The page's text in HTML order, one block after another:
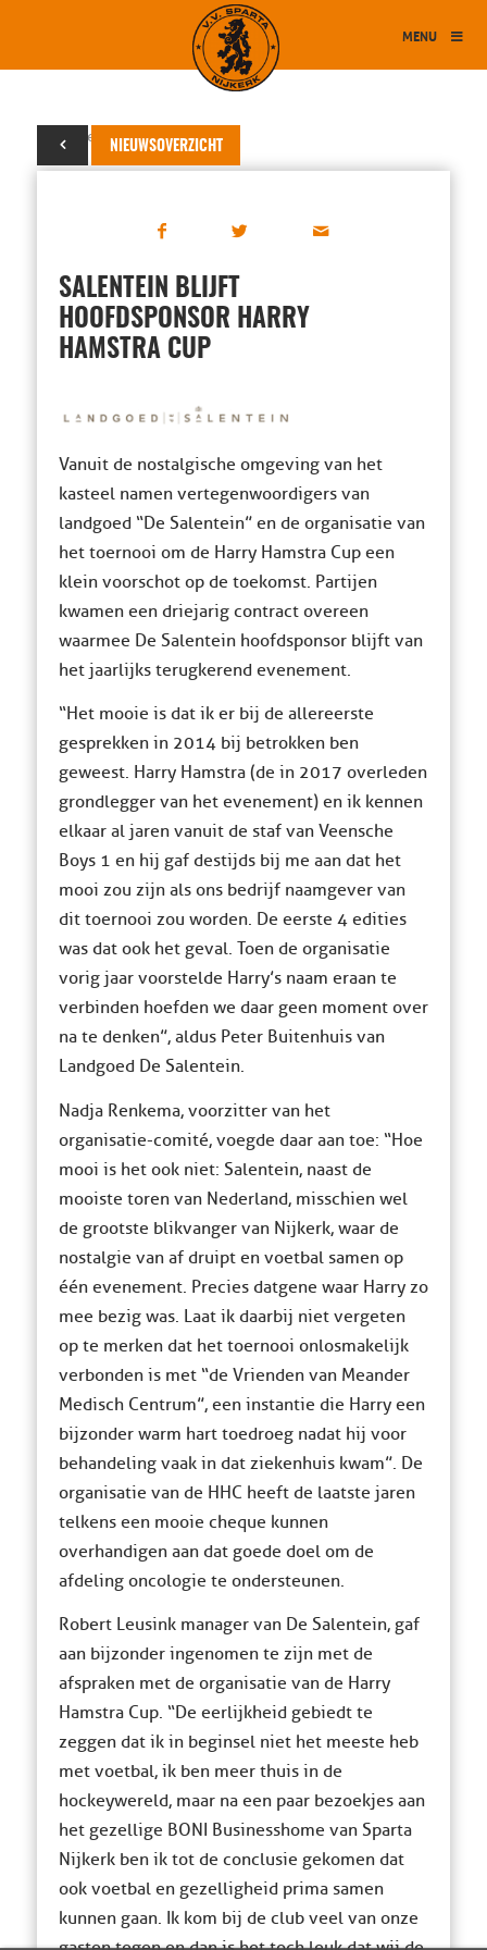
MENU
NIEUWSOVERZICHT
14 september 2019
SALENTEIN BLIJFT
HOOFDSPONSOR HARRY
HAMSTRA CUP
Vanuit de nostalgische omgeving van het
kasteel namen vertegenwoordigers van
landgoed “De Salentein” en de organisatie van
het toernooi om de Harry Hamstra Cup een
klein voorschot op de toekomst. Partijen
kwamen een driejarig contract overeen
waarmee De Salentein hoofdsponsor blijft van
het jaarlijks terugkerend evenement.
“Het mooie is dat ik er bij de allereerste
gesprekken in 2014 bij betrokken ben
geweest. Harry Hamstra (de in 2017 overleden
grondlegger van het evenement) en ik kennen
elkaar al jaren vanuit de staf van Veensche
Boys 1 en hij gaf destijds bij me aan dat het
mooi zou zijn als ons bedrijf naamgever van
dit toernooi zou worden. De eerste 4 edities
was dat ook het geval. Toen de organisatie
vorig jaar voorstelde Harry’s naam eraan te
verbinden hoefden we daar geen moment over
na te denken”, aldus Peter Buitenhuis van
Landgoed De Salentein.
Nadja Renkema, voorzitter van het
organisatie-comité, voegde daar aan toe: “Hoe
mooi is het ook niet: Salentein, naast de
mooiste toren van Nederland, misschien wel
de grootste blikvanger van Nijkerk, waar de
nostalgie van af druipt en voetbal samen op
één evenement. Precies datgene waar Harry zo
mee bezig was. Laat ik daarbij niet vergeten
op te merken dat het toernooi onlosmakelijk
verbonden is met “de Vrienden van Meander
Medisch Centrum”, een instantie die Harry een
bijzonder warm hart toedroeg nadat hij voor
behandeling vaak in dat ziekenhuis kwam”. De
organisatie van de HHC heeft de laatste jaren
telkens een mooie cheque kunnen
overhandigen aan dat goede doel om de
afdeling oncologie te ondersteunen.
Robert Leusink manager van De Salentein, gaf
aan bijzonder ingenomen te zijn met de
afspraken met de organisatie van de Harry
Hamstra Cup. “De eerlijkheid gebiedt te
zeggen dat ik in beginsel niet het meeste heb
met voetbal, ik ben meer thuis in de
hockeywereld, maar na een paar bezoekjes aan
het gezellige BONI Businesshome van Sparta
Nijkerk ben ik tot de conclusie gekomen dat
ook voetbal en gezelligheid prima samen
kunnen gaan. Ik kom bij de club veel van onze